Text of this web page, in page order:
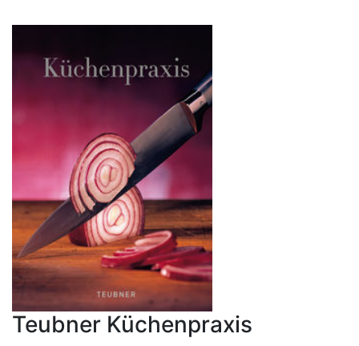
Teubner Küchenpraxis